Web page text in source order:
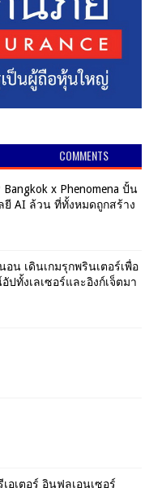
COMMENTS
Bangkok x Phenomena ปั้น
AI ล้วน ที่ทั้งหมดถูกสร้าง
น เดินเกมรุกพรินเตอร์เพื่อ
ปทั้งเลเซอร์และอิงก์เจ็ตมา
อเตอร์ อินฟลูเอนเซอร์